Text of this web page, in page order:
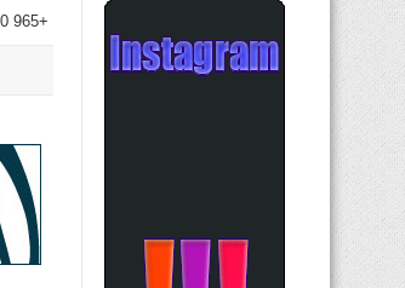
+965 69001800 +965 66696068